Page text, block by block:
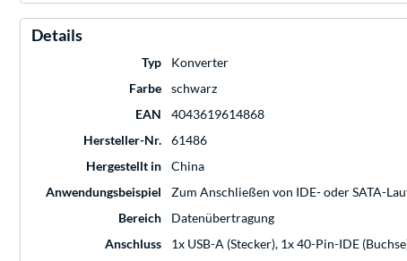
Details
Typ
Konverter
Farbe
schwarz
EAN
4043619614868
Hersteller-Nr.
61486
Hergestellt in
China
Anwendungsbeispiel
Zum Anschließen von IDE- oder SATA-
Bereich
Datenübertragung
Anschluss
1x USB-A (Stecker), 1x 40-Pin-IDE